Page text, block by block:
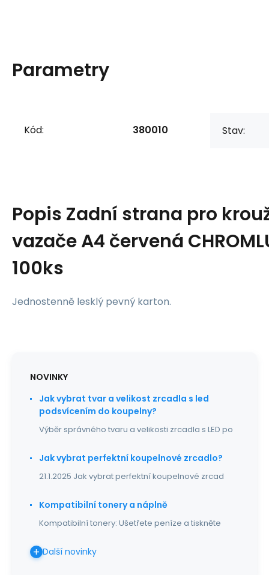
Parametry
Kód: 380010 Stav:
Popis Zadní strana pro
vazače A4 červená
100ks
Jednostenně lesklý pevný karton.
NOVINKY
Jak vybrat tvar a velikost zrcadla s led
podsvícením do koupelny?
Výběr správného tvaru a velikosti zrcadla s LED po
Jak vybrat perfektní koupelnové zrcadlo?
21.1.2025 Jak vybrat perfektní koupelnové zrcad
Kompatibilní tonery a náplně
Kompatibilní tonery: Ušetřete peníze a tiskněte
Další novinky